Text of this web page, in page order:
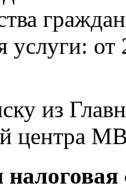
услуги: от
из
центра